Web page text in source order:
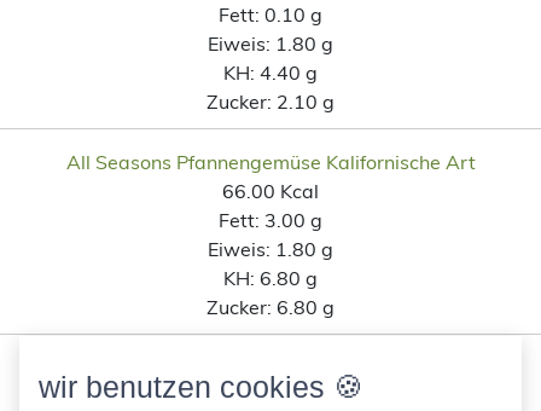
Fett: 0.10 g
Eiweis: 1.80 g
KH: 4.40 g
Zucker: 2.10 g
All Seasons Pfannengemüse Kalifornische Art
66.00 Kcal
Fett: 3.00 g
Eiweis: 1.80 g
KH: 6.80 g
Zucker: 6.80 g
32.50 Kcal
wir benutzen cookies 🍪